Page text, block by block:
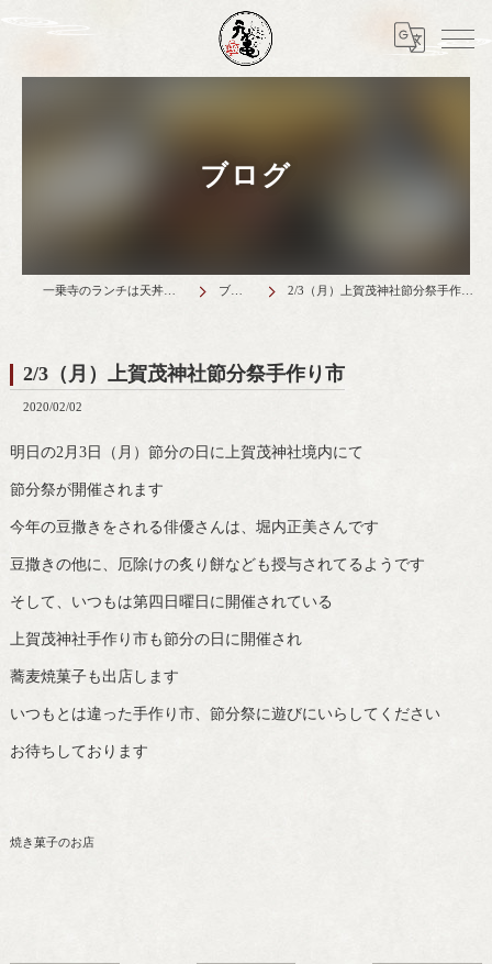
ブログ
一乗寺のランチは天丼元亀 ブログ 2/3（月）上賀茂神社節分祭手作り市
2/3（月）上賀茂神社節分祭手作り市
2020/02/02
明日の2月3日（月）節分の日に上賀茂神社境内にて
節分祭が開催されます
今年の豆撒きをされる俳優さんは、堀内正美さんです
豆撒きの他に、厄除けの炙り餅なども授与されてるようです
そして、いつもは第四日曜日に開催されている
上賀茂神社手作り市も節分の日に開催され
蕎麦焼菓子も出店します
いつもとは違った手作り市、節分祭に遊びにいらしてください
お待ちしております
焼き菓子のお店